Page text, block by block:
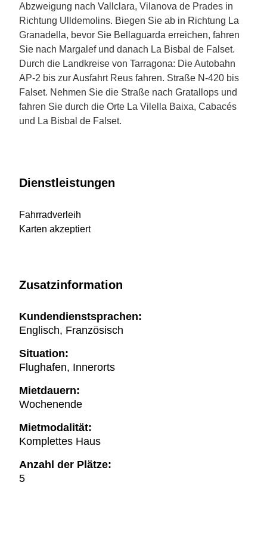
Abzweigung nach Vallclara, Vilanova de Prades in
Richtung Ulldemolins. Biegen Sie ab in Richtung La
Granadella, bevor Sie Bellaguarda erreichen, fahren
Sie nach Margalef und danach La Bisbal de Falset.
Durch die Landkreise von Tarragona: Die Autobahn
AP-2 bis zur Ausfahrt Reus fahren. Straße N-420 bis
Falset. Nehmen Sie die Straße nach Gratallops und
fahren Sie durch die Orte La Vilella Baixa, Cabacés
und La Bisbal de Falset.
Dienstleistungen
Fahrradverleih
Karten akzeptiert
Zusatzinformation
Kundendienstsprachen:
Englisch, Französisch
Situation:
Flughafen, Innerorts
Mietdauern:
Wochenende
Mietmodalität:
Komplettes Haus
Anzahl der Plätze:
5